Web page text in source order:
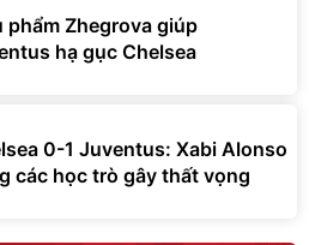
phẩm Zhegrova giúp
hạ gục Chelsea
0-1 Juventus: Xabi Alonso
các học trò gây thất vọng